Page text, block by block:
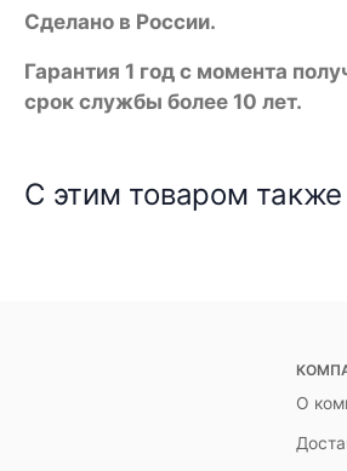
Сделано в России.
Гарантия 1 год с момента
срок службы более 10 лет.
С этим товаром
О